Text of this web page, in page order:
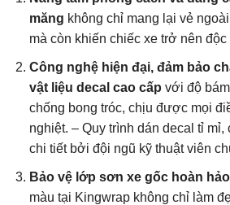
măng không chỉ mang lại vẻ
mà còn khiến chiếc xe trở nên độc
Công nghệ hiện đại, đảm bảo
vật liệu decal cao cấp với độ
chống bong tróc, chịu được mọi
nghiệt. – Quy trình dán decal tỉ
chi tiết bởi đội ngũ kỹ thuật viên
Bảo vệ lớp sơn xe gốc hoàn
màu tại Kingwrap không chỉ làm